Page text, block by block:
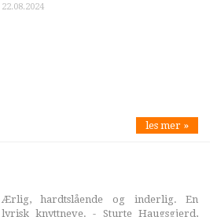
22.08.2024
les mer »
Ærlig, hardtslående og inderlig. En
lyrisk knyttneve. - Sturte Haugsgjerd,